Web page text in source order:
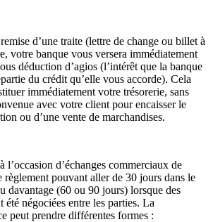
d’une traite (lettre de change ou billet à
votre banque vous versera immédiatement
déduction d’agios (l’intérêt que la banque
du crédit qu’elle vous accorde). Cela
immédiatement votre trésorerie, sans
avec votre client pour encaisser le
ou d’une vente de marchandises.
l’occasion d’échanges commerciaux de
règlement pouvant aller de 30 jours dans le
davantage (60 ou 90 jours) lorsque des
été négociées entre les parties. La
peut prendre différentes formes :